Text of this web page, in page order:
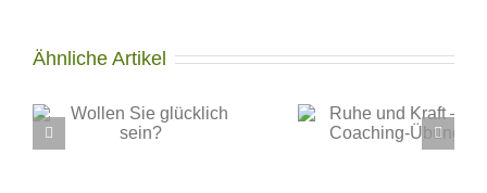
Ähnliche Artikel